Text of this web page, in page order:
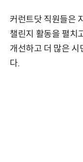
커런트닷 직원들은
챌린지 활동을 펼치
개선하고 더 많은 시
다.